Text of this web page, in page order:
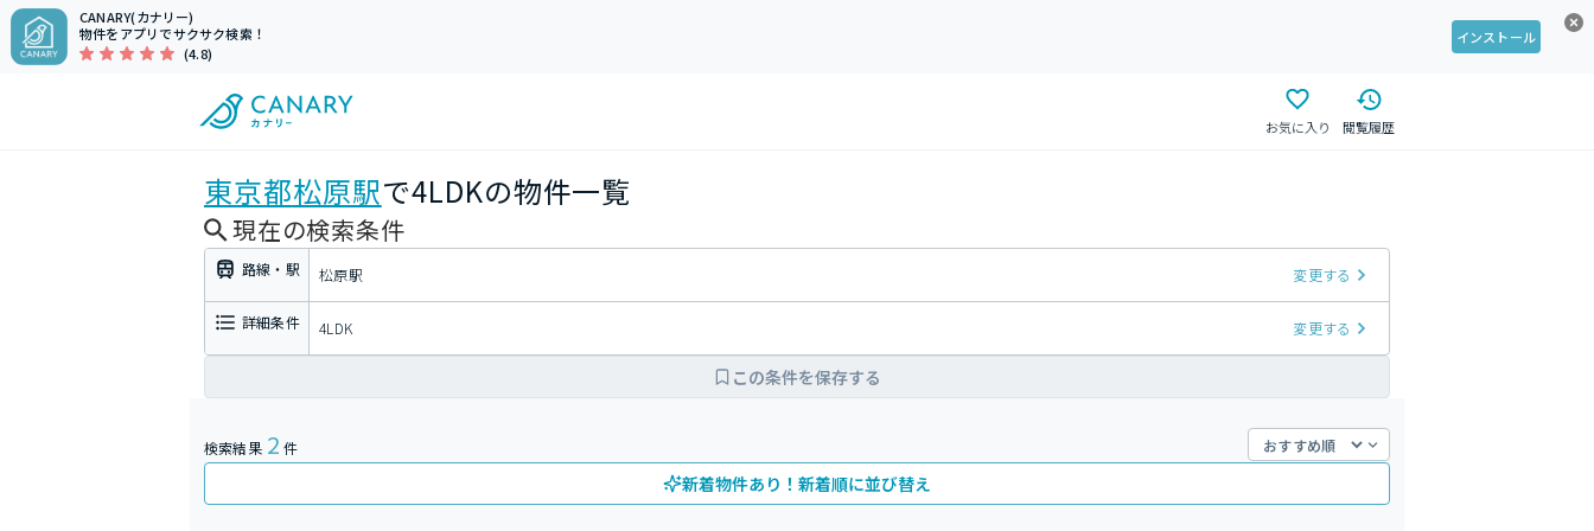
CANARY(カナリー)
物件をアプリでサクサク検索！
(4.8)
インストール
お気に入り 閲覧履歴
東京都松原駅で4LDKの物件一覧
現在の検索条件
路線・駅 松原駅 変更する
詳細条件 4LDK 変更する
この条件を保存する
検索結果 2 件
新着物件あり！新着順に並び替え